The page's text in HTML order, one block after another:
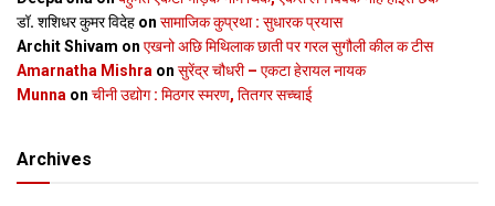
डॉ. शशिधर कुमर विदेह on सामाजिक कुप्रथा : सुधारक प्रयास
Archit Shivam on एखनो अछि मिथिलाक छाती पर गरल सुगौली कील क टीस
Amarnatha Mishra on सुरेंद्र चौधरी – एकटा हेरायल नायक
Munna on चीनी उद्योग : मिठगर स्‍मरण, तितगर सच्‍चाई
Archives